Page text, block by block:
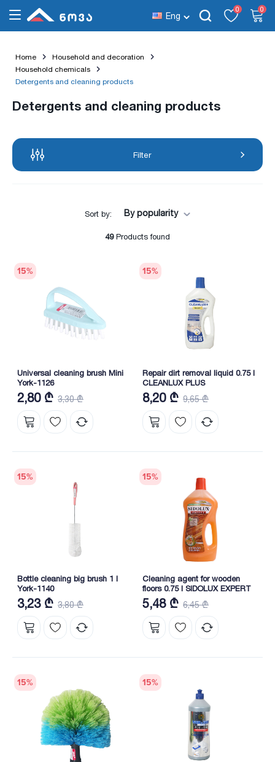
Eng
0 0
Home
Household and decoration
Household chemicals
Detergents and cleaning products
Detergents and cleaning products
Filter
Sort by: By popularity
49Products found
15%
Universal cleaning brush Mini
York-1126
2,80 ₾ 3,30 ₾
15%
Repair dirt removal liquid 0.75 l
CLEANLUX PLUS
8,20 ₾ 9,65 ₾
15%
Bottle cleaning big brush 1 l
York-1140
3,23 ₾ 3,80 ₾
15%
Cleaning agent for wooden
floors 0.75 l SIDOLUX EXPERT
5,48 ₾ 6,45 ₾
15% 15%